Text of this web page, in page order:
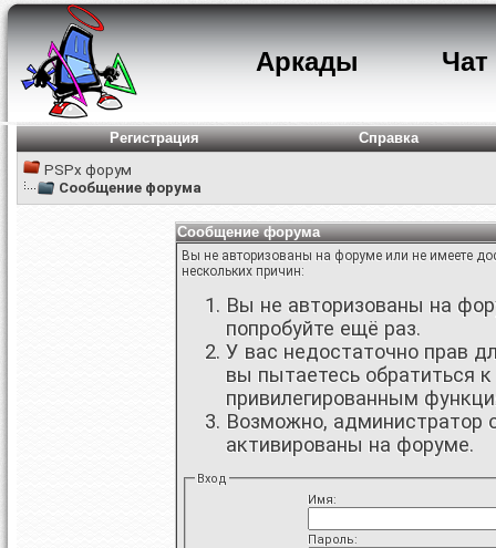
Аркады Чат
Регистрация
Справка
PSPx форум
Сообщение форума
Сообщение форума
Вы не авторизованы на форуме или не имеете
нескольких причин:
Вы не авторизованы на
попробуйте ещё раз.
У вас недостаточно прав
вы пытаетесь обратиться
привилегированным
Возможно, администратор
активированы на форуме.
Вход
Имя:
Пароль: